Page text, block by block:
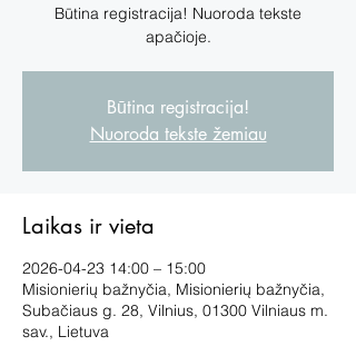
Būtina registracija! Nuoroda tekste
apačioje.
Būtina registracija!
Nuoroda tekste žemiau
Laikas ir vieta
2026-04-23 14:00 – 15:00
Misionierių bažnyčia, Misionierių bažnyčia,
Subačiaus g. 28, Vilnius, 01300 Vilniaus m.
sav., Lietuva